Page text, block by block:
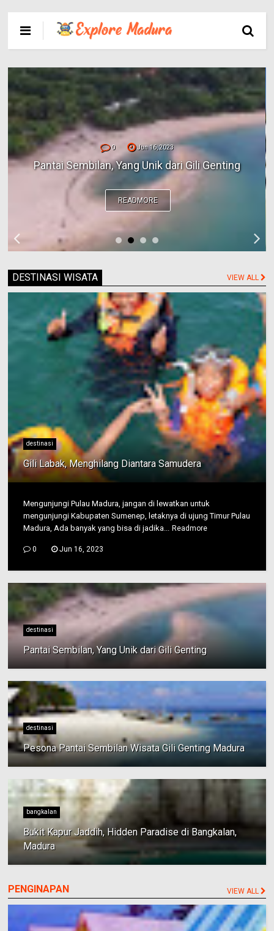
0 Jun 16, 2023
Pantai Sembilan, Yang Unik dari Gili Genting
READMORE
DESTINASI WISATA VIEW ALL
destinasi
Gili Labak, Menghilang Diantara Samudera
Mengunjungi Pulau Madura, jangan di lewatkan untuk
mengunjungi Kabupaten Sumenep, letaknya di ujung Timur Pulau
Madura, Ada banyak yang bisa di jadika... Readmore
0 Jun 16, 2023
destinasi
Pantai Sembilan, Yang Unik dari Gili Genting
destinasi
Pesona Pantai Sembilan Wisata Gili Genting Madura
bangkalan
Bukit Kapur Jaddih, Hidden Paradise di Bangkalan,
Madura
PENGINAPAN VIEW ALL